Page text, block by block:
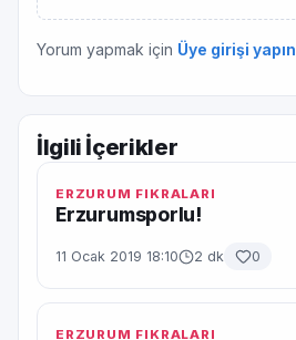
Yorum yapmak için Üye girişi yapın
İlgili İçerikler
ERZURUM FIKRALARI
Erzurumsporlu!
11 Ocak 2019 18:10 2 dk 0
ERZURUM FIKRALARI